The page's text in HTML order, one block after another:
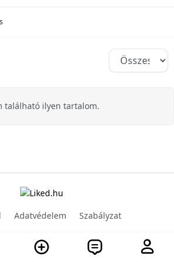
található ilyen tartalom.
Adatvédelem Szabályzat